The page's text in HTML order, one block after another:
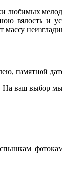
любимых
вялость и
памятной
На ваш выбор